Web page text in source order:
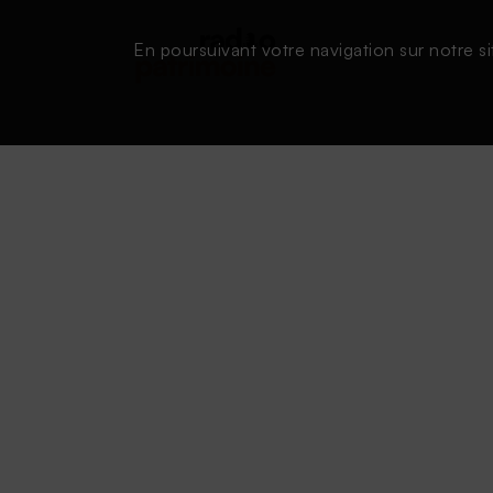
En poursuivant votre navigation sur notre